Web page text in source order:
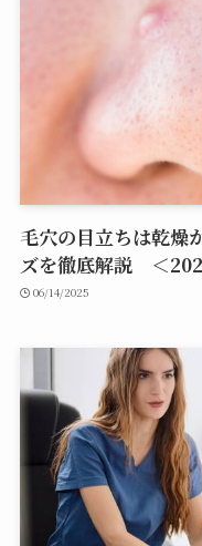
毛穴の目立ちは乾燥
ズを徹底解説 ＜
06/14/2025